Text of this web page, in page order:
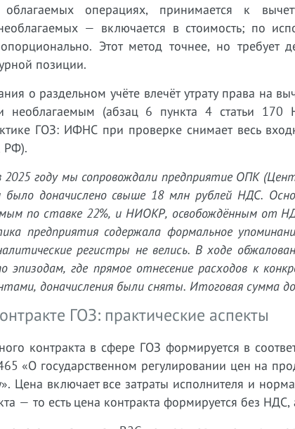
облагаемых операциях, принимается к
— включается в стоимость; по
Этот метод точнее, но требует
позиции.
о раздельном учёте влечёт утрату права на
необлагаемым (абзац 6 пункта 4 статьи
ГОЗ: ИФНС при проверке снимает весь
РФ).
2025 году мы сопровождали предприятие ОПК
было доначислено свыше 18 млн рублей НДС.
по ставке 22%, и НИОКР, освобождённым от
предприятия содержала формальное
регистры не велись. В ходе
эпизодам, где прямое отнесение расходов к
доначисления были сняты. Итоговая сумма
ГОЗ: практические аспекты
контракта в сфере ГОЗ формируется в
«О государственном регулировании цен на
Цена включает все затраты исполнителя и
— то есть цена контракта формируется без НДС,